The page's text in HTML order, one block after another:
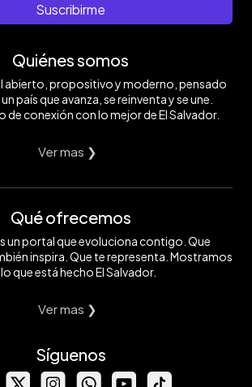
Suscribirme
Quiénes somos
abierto, propositivo y moderno, pensado
país que avanza, se reinventa y se une.
de conexión con lo mejor de El Salvador.
Ver mas ❯
Qué ofrecemos
un portal que evoluciona contigo. Que
inspira. Que te representa. Mostramos
que está hecho El Salvador.
Ver mas ❯
Síguenos